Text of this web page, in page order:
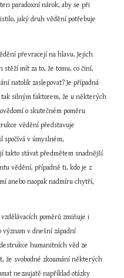
paradoxní nárok, aby se při
jaký druh vědění potřebuje
převracejí na hlavu. Jejich
stěží mít za to, že tomu, co činí,
natolik zaslepovat? Je případná
tak silným faktorem, že u některých
o skutečném poměru
vědění představuje
spočívá v úmyslném,
takto stávat předmětem snadnější
vědění, případně ti, kdo je z
anebo naopak nadmíru chytří,
poměrů zmiňuje i
v dnešní západní
humanitních věd ze
že svobodné zkoumání některých
nezaujatě například otázky